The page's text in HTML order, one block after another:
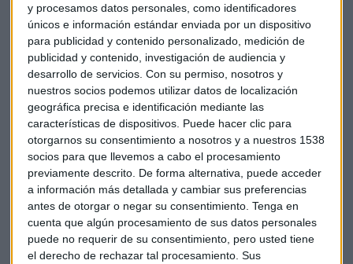
y procesamos datos personales, como identificadores
únicos e información estándar enviada por un dispositivo
para publicidad y contenido personalizado, medición de
publicidad y contenido, investigación de audiencia y
desarrollo de servicios. Con su permiso, nosotros y
nuestros socios podemos utilizar datos de localización
geográfica precisa e identificación mediante las
características de dispositivos. Puede hacer clic para
otorgarnos su consentimiento a nosotros y a nuestros 1538
socios para que llevemos a cabo el procesamiento
previamente descrito. De forma alternativa, puede acceder
a información más detallada y cambiar sus preferencias
antes de otorgar o negar su consentimiento. Tenga en
cuenta que algún procesamiento de sus datos personales
puede no requerir de su consentimiento, pero usted tiene
el derecho de rechazar tal procesamiento. Sus
"Desde Cibervoluntarios ofrecemosformación gratuita
para que la gente pueda poner en marcha sus proyectos en
zonas rurales mediante el uso de herramientas digitales",
apunta Sola López.
La brecha digital, tal y como apunta José Joaquín Flechoso,
deja sobre la mesa una mejoría "escasa" desde 2016 hasta
ahora."España ocupa el cuarto lugar por la cola de la
Unión Europea en cuanto a conexión en los hogares"
asevera.
Un70% de los españolescuenta, según un estudio de
UGT, con unconocimiento "básico" de las nuevas
tecnologías